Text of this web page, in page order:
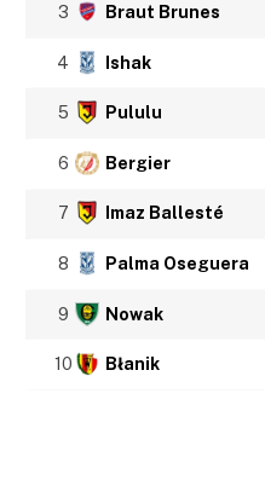
3 Braut Brunes
4 Ishak
5 Pululu
6 Bergier
7 Imaz Ballesté
8 Palma Oseguera
9 Nowak
10 Błanik